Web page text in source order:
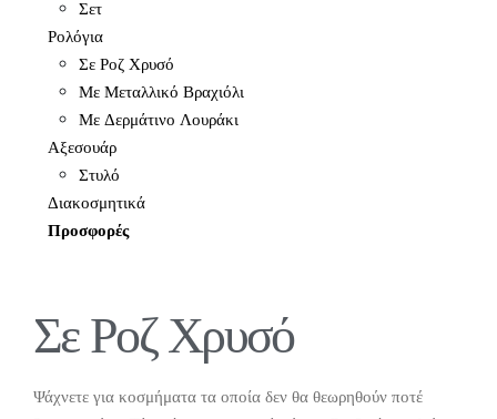
Σετ
Ρολόγια
Σε Ροζ Χρυσό
Με Μεταλλικό Βραχιόλι
Με Δερμάτινο Λουράκι
Αξεσουάρ
Στυλό
Διακοσμητικά
Προσφορές
Σε Ροζ Χρυσό
Ψάχνετε για κοσμήματα τα οποία δεν θα θεωρηθούν ποτέ